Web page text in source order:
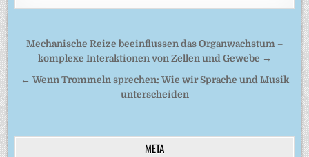
Beitragsnavigation
Mechanische Reize beeinflussen das Organwachstum –
komplexe Interaktionen von Zellen und Gewebe →
← Wenn Trommeln sprechen: Wie wir Sprache und Musik
unterscheiden
META